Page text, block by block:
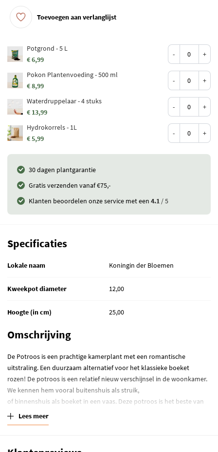
Toevoegen aan verlanglijst
Potgrond - 5 L
€ 6,99
- +
Pokon Plantenvoeding - 500 ml
€ 8,99
- +
Waterdruppelaar - 4 stuks
€ 13,99
- +
Hydrokorrels - 1L
€ 5,99
- +
30 dagen plantgarantie
Gratis verzenden vanaf €75,-
Klanten beoordelen onze service met een4.1 / 5
Omschrijving
De Potroos is een prachtige kamerplant met een romantische
uitstraling. Een duurzaam alternatief voor het klassieke boeket
rozen! De potroos is een relatief nieuw verschijnsel in de woonkamer.
We kennen hem vooral buitenshuis als struik,
of binnenshuis als boeket in een vaas. Deze potroos is het beste van
beide werelden. Een prachtige mini-rozenstruik die wat extra kleur
naar jouw woonkamer brengt! Rozen zijn vernoemd naar het
oorsprong altijd rood waren. Kwekers zijn er sindsdien in geslaagd om
Lees meer
Specificaties
Lokale naam Koningin der Bloemen
Kweekpot diameter 12,00
Hoogte (in cm) 25,00